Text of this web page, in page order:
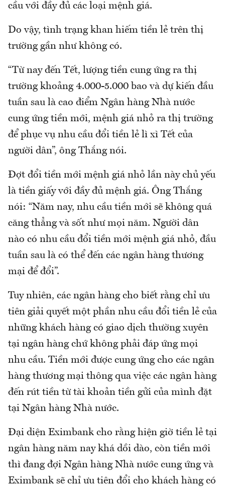
cầu với đầy đủ các loại mệnh giá.
Do vậy, tình trạng khan hiếm tiền lẻ trên thị
trường gần như không có.
“Từ nay đến Tết, lượng tiền cung ứng ra thị
trường khoảng 4.000-5.000 bao và dự kiến đầu
tuần sau là cao điểm Ngân hàng Nhà nước
cung ứng tiền mới, mệnh giá nhỏ ra thị trường
để phục vụ nhu cầu đổi tiền lẻ lì xì Tết của
người dân”, ông Thắng nói.
Đợt đổi tiền mới mệnh giá nhỏ lần này chủ yếu
là tiền giấy với đầy đủ mệnh giá. Ông Thắng
nói: “Năm nay, nhu cầu tiền mới sẽ không quá
căng thẳng và sốt như mọi năm. Người dân
nào có nhu cầu đổi tiền mới mệnh giá nhỏ, đầu
tuần sau là có thể đến các ngân hàng thương
mại để đổi”.
Tuy nhiên, các ngân hàng cho biết rằng chỉ ưu
tiên giải quyết một phần nhu cầu đổi tiền lẻ của
những khách hàng có giao dịch thường xuyên
tại ngân hàng chứ không phải đáp ứng mọi
nhu cầu. Tiền mới được cung ứng cho các ngân
hàng thương mại thông qua việc các ngân hàng
đến rút tiền từ tài khoản tiền gửi của mình đặt
tại Ngân hàng Nhà nước.
Đại diện Eximbank cho rằng hiện giờ tiền lẻ tại
ngân hàng năm nay khá dồi dào, còn tiền mới
thì đang đợi Ngân hàng Nhà nước cung ứng và
Eximbank sẽ chỉ ưu tiên đổi cho khách hàng có